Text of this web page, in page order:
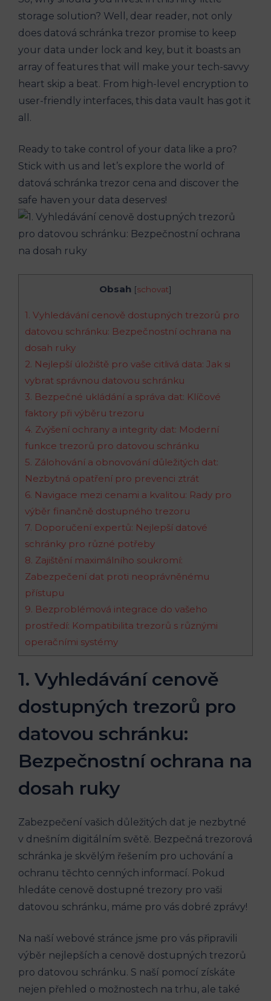
storage solution? Well, dear reader, not only
does datová schránka trezor promise to keep
your data under lock and key, but it boasts an
array of features that will make your tech-savvy
heart skip a beat. From high-level encryption to
user-friendly interfaces, this data vault has got it
all.
Ready to take control of your data like a pro?
Stick with us and let’s explore the world of
datová schránka trezor cena and discover the
safe haven your data deserves!
Obsah [schovat]
1. Vyhledávání cenově dostupných trezorů pro
datovou schránku: Bezpečnostní ochrana na
dosah ruky
2. Nejlepší úložiště pro vaše citlivá data: Jak si
vybrat správnou datovou schránku
3. Bezpečné ukládání a správa dat: Klíčové
faktory při výběru trezoru
4. Zvýšení ochrany a integrity dat: Moderní
funkce trezorů pro datovou schránku
5. Zálohování a obnovování důležitých dat:
Nezbytná opatření pro prevenci ztrát
6. Navigace mezi cenami a kvalitou: Rady pro
výběr finančně dostupného trezoru
7. Doporučení expertů: Nejlepší datové
schránky pro různé potřeby
8. Zajištění maximálního soukromí:
Zabezpečení dat proti neoprávněnému
přístupu
9. Bezproblémová integrace do vašeho
prostředí: Kompatibilita trezorů s různými
operačními systémy
1. Vyhledávání cenově
dostupných trezorů pro
datovou schránku:
Bezpečnostní ochrana na
dosah ruky
Zabezpečení vašich důležitých dat je nezbytné
v dnešním digitálním světě. Bezpečná trezorová
schránka je skvělým řešením pro uchování a
ochranu těchto cenných informací. Pokud
hledáte cenově dostupné trezory pro vaši
datovou schránku, máme pro vás dobré zprávy!
Na naší webové stránce jsme pro vás připravili
výběr nejlepších a cenově dostupných trezorů
pro datovou schránku. S naší pomocí získáte
nejen přehled o možnostech na trhu, ale také